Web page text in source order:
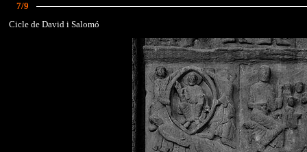
7/9
Cicle de David i Salomó